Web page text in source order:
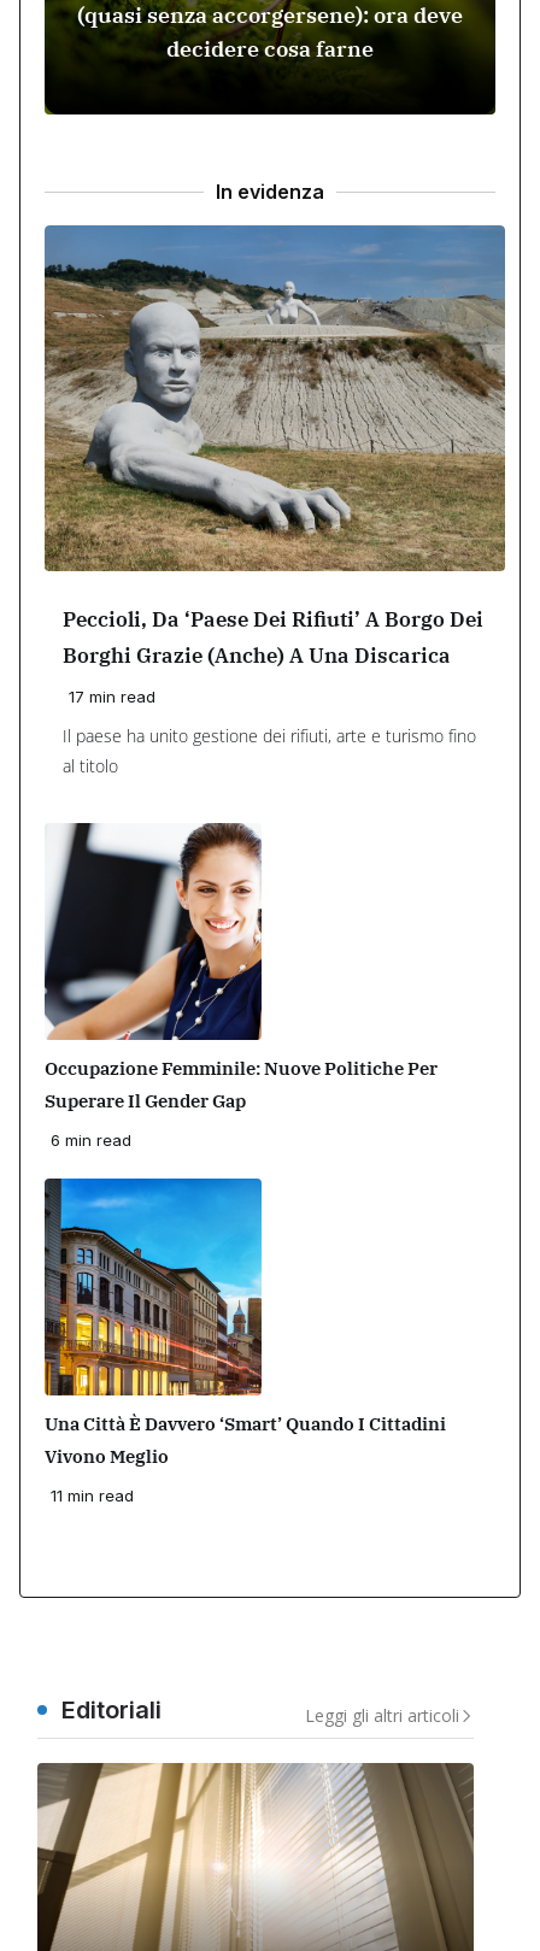
(quasi senza accorgersene): ora deve
decidere cosa farne
In evidenza
Peccioli, Da ‘paese Dei Rifiuti’ A Borgo Dei
Borghi Grazie (anche) A Una Discarica
17 min read
Il paese ha unito gestione dei rifiuti, arte e turismo fino
al titolo
Occupazione Femminile: Nuove Politiche Per
Superare Il Gender Gap
6 min read
Una Città È Davvero ‘smart’ Quando I Cittadini
Vivono Meglio
11 min read
Editoriali Leggi gli altri articoli